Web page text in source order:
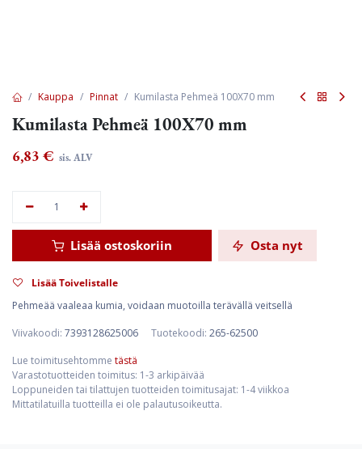
Kauppa Pinnat Kumilasta Pehmeä 100X70 mm
Kumilasta Pehmeä 100X70 mm
6,83 € sis. ALV
Lisää ostoskoriin Osta nyt
Lisää Toivelistalle
Pehmeää vaaleaa kumia, voidaan muotoilla terävällä veitsellä
Viivakoodi: 7393128625006 Tuotekoodi: 265-62500
Lue toimitusehtomme tästä
Varastotuotteiden toimitus: 1-3 arkipäivää
Loppuneiden tai tilattujen tuotteiden toimitusajat: 1-4 viikkoa
Mittatilatuilla tuotteilla ei ole palautusoikeutta.